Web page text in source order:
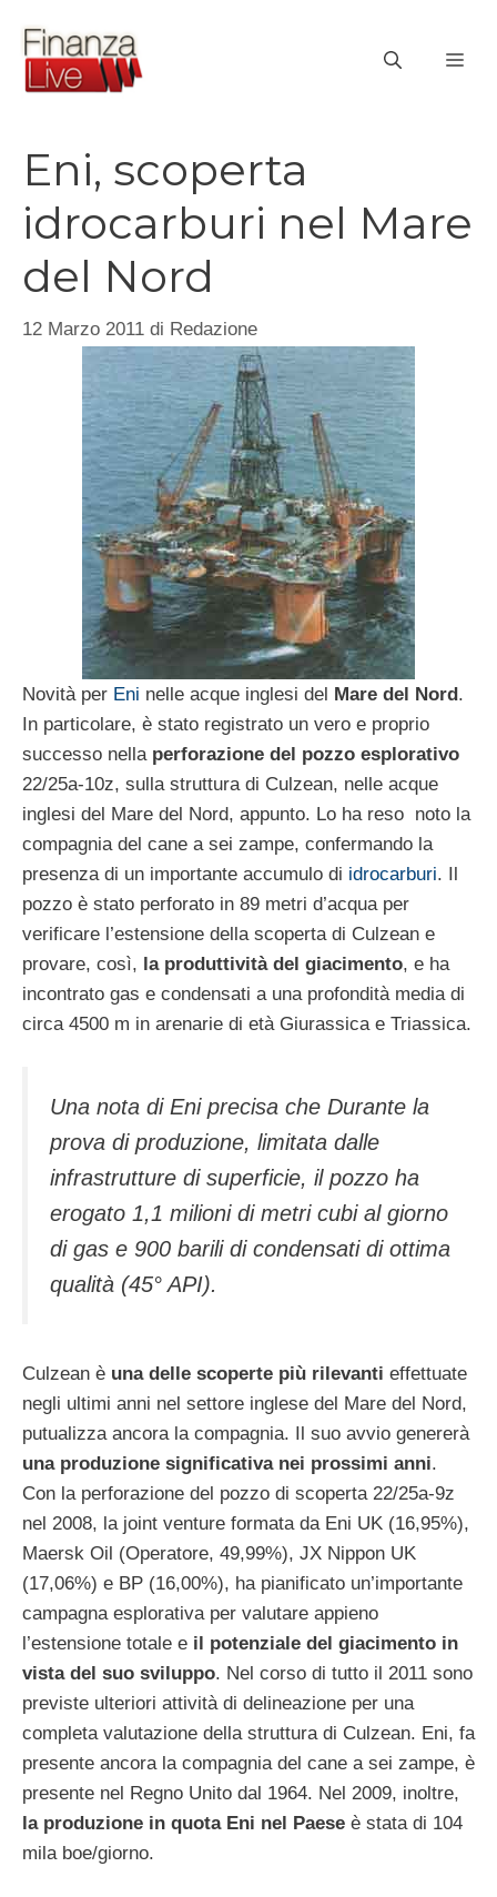
contenuto
Eni, scoperta
idrocarburi nel Mare
del Nord
12 Marzo 2011 di Redazione
Novità per Eni nelle acque inglesi del Mare del Nord.
In particolare, è stato registrato un vero e proprio
successo nella perforazione del pozzo esplorativo
22/25a-10z, sulla struttura di Culzean, nelle acque
inglesi del Mare del Nord, appunto. Lo ha reso noto la
compagnia del cane a sei zampe, confermando la
presenza di un importante accumulo di idrocarburi. Il
pozzo è stato perforato in 89 metri d’acqua per
verificare l’estensione della scoperta di Culzean e
provare, così, la produttività del giacimento, e ha
incontrato gas e condensati a una profondità media di
circa 4500 m in arenarie di età Giurassica e Triassica.
Una nota di Eni precisa che Durante la
prova di produzione, limitata dalle
infrastrutture di superficie, il pozzo ha
erogato 1,1 milioni di metri cubi al giorno
di gas e 900 barili di condensati di ottima
qualità (45° API).
Culzean è una delle scoperte più rilevanti effettuate
negli ultimi anni nel settore inglese del Mare del Nord,
putualizza ancora la compagnia. Il suo avvio genererà
una produzione significativa nei prossimi anni.
Con la perforazione del pozzo di scoperta 22/25a-9z
nel 2008, la joint venture formata da Eni UK (16,95%),
Maersk Oil (Operatore, 49,99%), JX Nippon UK
(17,06%) e BP (16,00%), ha pianificato un’importante
campagna esplorativa per valutare appieno
l’estensione totale e il potenziale del giacimento in
vista del suo sviluppo. Nel corso di tutto il 2011 sono
previste ulteriori attività di delineazione per una
completa valutazione della struttura di Culzean. Eni, fa
presente ancora la compagnia del cane a sei zampe, è
presente nel Regno Unito dal 1964. Nel 2009, inoltre,
la produzione in quota Eni nel Paese è stata di 104
mila boe/giorno.